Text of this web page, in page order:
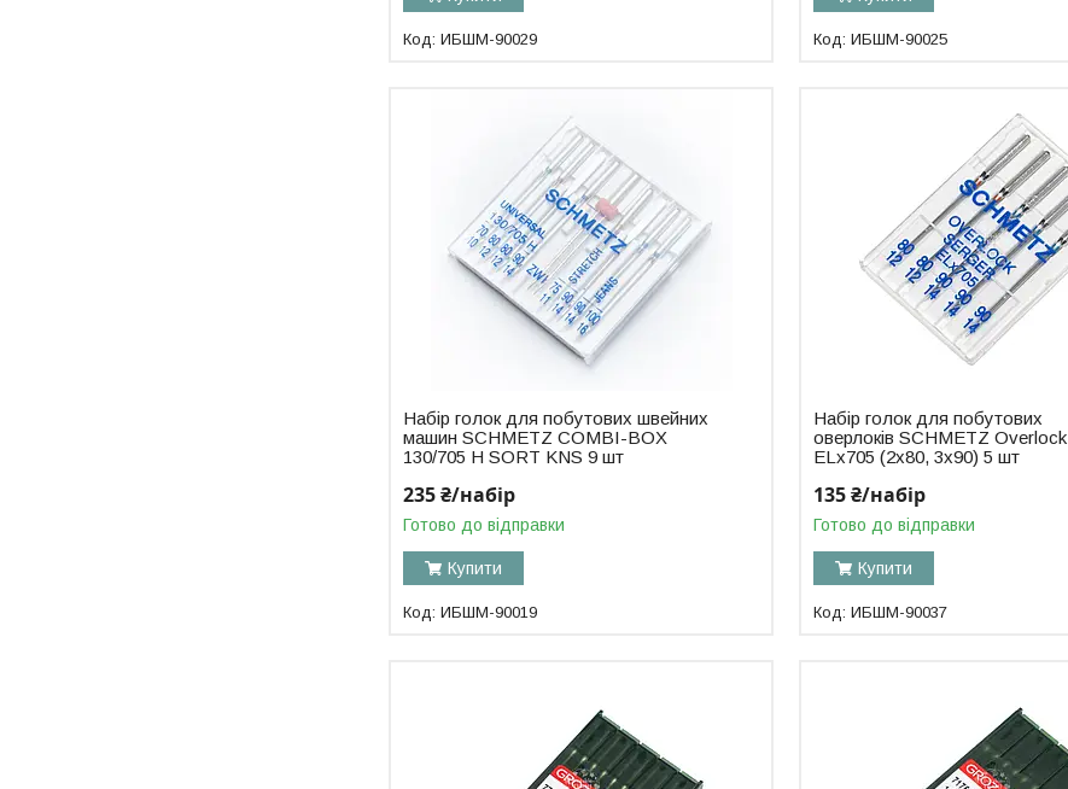
ИБШМ-90029 ИБШМ-90025
Набір голок для побутових швейних
машин SCHMETZ COMBI-BOX
130/705 H SORT KNS 9 шт
235 ₴/набір
Готово до відправки
Купити
ИБШМ-90019
Набір голок для побутових
оверлоків SCHMETZ Overlock
ELx705 (2x80, 3x90) 5 шт
135 ₴/набір
Готово до відправки
Купити
ИБШМ-90037